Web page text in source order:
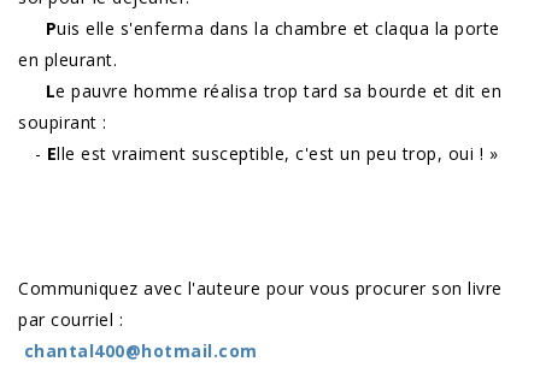
Puis elle s'enferma dans la chambre et claqua la porte
en pleurant.
Le pauvre homme réalisa trop tard sa bourde et dit en
soupirant :
- Elle est vraiment susceptible, c'est un peu trop, oui ! »
Communiquez avec l'auteure pour vous procurer son livre
par courriel :
chantal400@hotmail.com